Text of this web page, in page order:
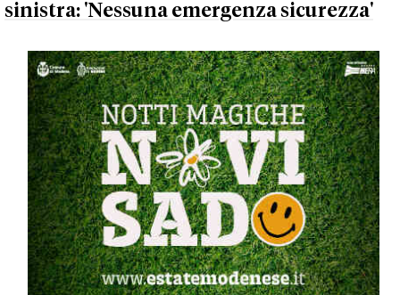
sinistra: 'Nessuna emergenza sicurezza'